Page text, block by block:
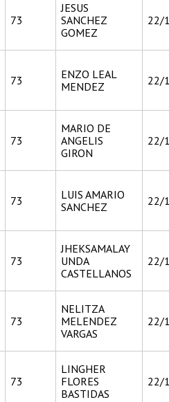
73
JESUS
SANCHEZ
GOMEZ
22/
73
ENZO LEAL
MENDEZ
22/
73
MARIO DE
ANGELIS
GIRON
22/
73
LUIS AMARIO
SANCHEZ
22/
73
JHEKSAMALAY
UNDA
CASTELLANOS
22/
73
NELITZA
MELENDEZ
VARGAS
22/
73
LINGHER
FLORES
BASTIDAS
22/